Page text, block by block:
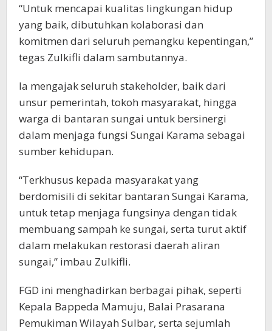
“Untuk mencapai kualitas lingkungan hidup
yang baik, dibutuhkan kolaborasi dan
komitmen dari seluruh pemangku kepentingan,”
tegas Zulkifli dalam sambutannya.
Ia mengajak seluruh stakeholder, baik dari
unsur pemerintah, tokoh masyarakat, hingga
warga di bantaran sungai untuk bersinergi
dalam menjaga fungsi Sungai Karama sebagai
sumber kehidupan.
“Terkhusus kepada masyarakat yang
berdomisili di sekitar bantaran Sungai Karama,
untuk tetap menjaga fungsinya dengan tidak
membuang sampah ke sungai, serta turut aktif
dalam melakukan restorasi daerah aliran
sungai,” imbau Zulkifli.
FGD ini menghadirkan berbagai pihak, seperti
Kepala Bappeda Mamuju, Balai Prasarana
Pemukiman Wilayah Sulbar, serta sejumlah